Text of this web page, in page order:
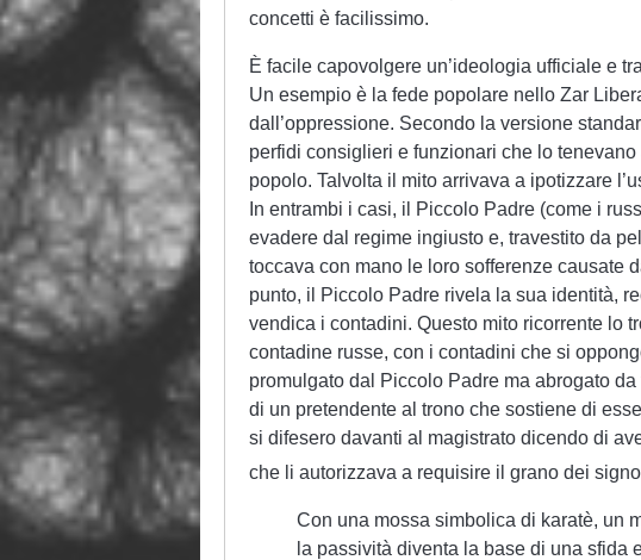
concetti è facilissimo.
È facile capovolgere un’ideologia ufficiale e
Un esempio è la fede popolare nello Zar
dall’oppressione. Secondo la versione
perfidi consiglieri e funzionari che lo
popolo. Talvolta il mito arrivava a ipotizzare
In entrambi i casi, il Piccolo Padre (come i
evadere dal regime ingiusto e, travestito da
toccava con mano le loro sofferenze causate
punto, il Piccolo Padre rivela la sua identità,
vendica i contadini. Questo mito ricorrente lo
contadine russe, con i contadini che si
promulgato dal Piccolo Padre ma abrogato
di un pretendente al trono che sostiene di
si difesero davanti al magistrato dicendo di
che li autorizzava a requisire il grano dei
Con una mossa simbolica di karatè, un
la passività diventa la base di una